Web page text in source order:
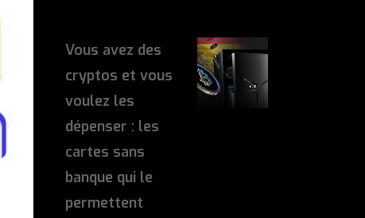
Vous avez des
cryptos et vous
voulez les
dépenser : les
cartes sans
banque qui le
permettent